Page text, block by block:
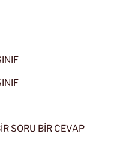
SORU BİR CEVAP